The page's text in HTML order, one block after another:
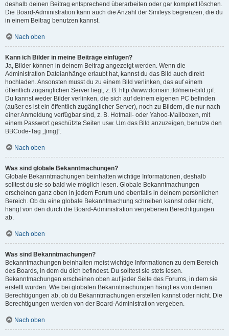
deshalb deinen Beitrag entsprechend überarbeiten oder gar komplett löschen.
Die Board-Administration kann auch die Anzahl der Smileys begrenzen, die du
in einem Beitrag benutzen kannst.
Nach oben
Kann ich Bilder in meine Beiträge einfügen?
Ja, Bilder können in deinem Beitrag angezeigt werden. Wenn die
Administration Dateianhänge erlaubt hat, kannst du das Bild auch direkt
hochladen. Ansonsten musst du zu einem Bild verlinken, das auf einem
öffentlich zugänglichen Server liegt, z. B. http://www.domain.tld/mein-bild.gif.
Du kannst weder Bilder verlinken, die sich auf deinem eigenen PC befinden
(außer es ist ein öffentlich zugänglicher Server), noch zu Bildern, die nur nach
einer Anmeldung verfügbar sind, z. B. Hotmail- oder Yahoo-Mailboxen, mit
einem Passwort geschützte Seiten usw. Um das Bild anzuzeigen, benutze den
BBCode-Tag „[img]“.
Nach oben
Was sind globale Bekanntmachungen?
Globale Bekanntmachungen beinhalten wichtige Informationen, deshalb
solltest du sie so bald wie möglich lesen. Globale Bekanntmachungen
erscheinen ganz oben in jedem Forum und ebenfalls in deinem persönlichen
Bereich. Ob du eine globale Bekanntmachung schreiben kannst oder nicht,
hängt von den durch die Board-Administration vergebenen Berechtigungen
ab.
Nach oben
Was sind Bekanntmachungen?
Bekanntmachungen beinhalten meist wichtige Informationen zu dem Bereich
des Boards, in dem du dich befindest. Du solltest sie stets lesen.
Bekanntmachungen erscheinen oben auf jeder Seite des Forums, in dem sie
erstellt wurden. Wie bei globalen Bekanntmachungen hängt es von deinen
Berechtigungen ab, ob du Bekanntmachungen erstellen kannst oder nicht. Die
Berechtigungen werden von der Board-Administration vergeben.
Nach oben